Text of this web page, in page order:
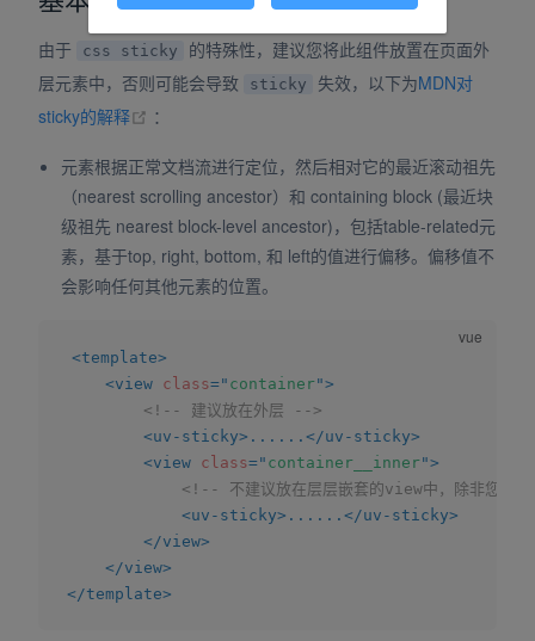
由于 css sticky
的特殊性，建议您将此组件放置在页面外
层元素中，否则可能会导致
sticky 失效，以下为MDN对
sticky的解释
(opens new window)
：
元素根据正常文档流进行定位，然后相对它的最近滚动祖先
（nearest scrolling ancestor）和 containing block (最近块
级祖先 nearest block-level ancestor)，包括table-related元
素，基于top, right, bottom, 和 left的值进行偏移。偏移值不
会影响任何其他元素的位置。
<template>
<view class=" container">
<!-- 建议放在外层 -->
<uv-sticky> ...... </uv-sticky>
<view class=" container__inner">
<!-- 不建议放在层层嵌套的view中，除非您清
<uv-sticky> ...... </uv-sticky>
</view>
</view>
</template>